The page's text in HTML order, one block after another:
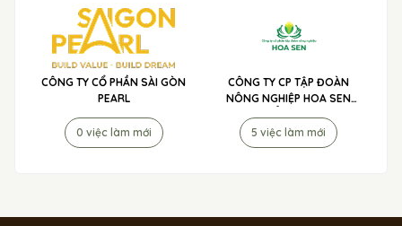
CÔNG TY CỔ PHẦN SÀI GÒN
PEARL
0 việc làm mới
CÔNG TY CP TẬP ĐOÀN
NÔNG NGHIỆP HOA SEN
TUYỂN DỤNG
5 việc làm mới